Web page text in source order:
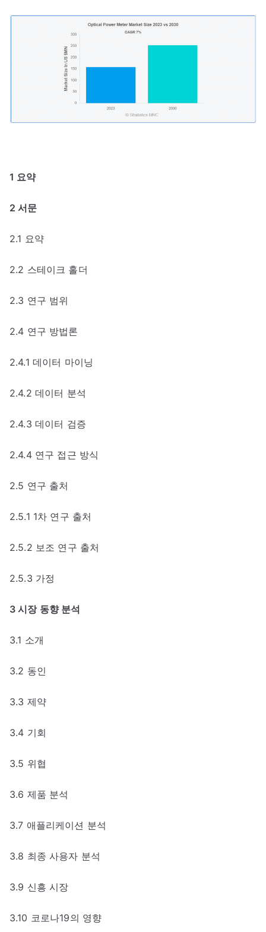
1 요약
2 서문
2.1 요약
2.2 스테이크 홀더
2.3 연구 범위
2.4 연구 방법론
2.4.1 데이터 마이닝
2.4.2 데이터 분석
2.4.3 데이터 검증
2.4.4 연구 접근 방식
2.5 연구 출처
2.5.1 1차 연구 출처
2.5.2 보조 연구 출처
2.5.3 가정
3 시장 동향 분석
3.1 소개
3.2 동인
3.3 제약
3.4 기회
3.5 위협
3.6 제품 분석
3.7 애플리케이션 분석
3.8 최종 사용자 분석
3.9 신흥 시장
3.10 코로나19의 영향